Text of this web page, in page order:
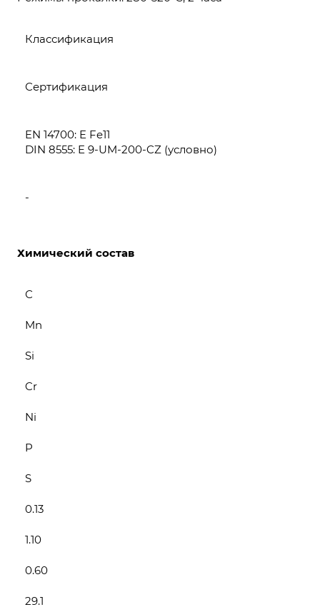
Классификация
Сертификация
EN 14700: E Fe11
DIN 8555: E 9-UM-200-CZ (условно)
-
Химический состав
С
Mn
Si
Cr
Ni
P
S
0.13
1.10
0.60
29.1